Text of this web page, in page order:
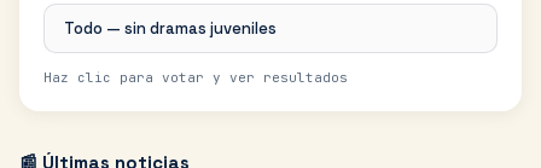
Todo — sin dramas juveniles
Haz clic para votar y ver resultados
📰 Últimas noticias